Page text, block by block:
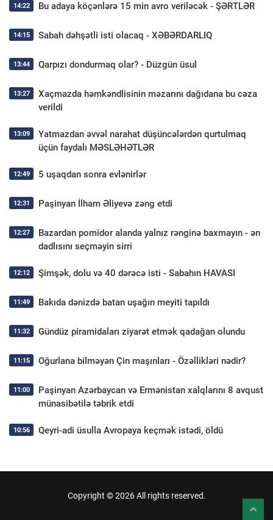
14:22 Bu adaya köçənlərə 15 min avro veriləcək - ŞƏRTLƏR
14:15 Sabah dəhşətli isti olacaq - XƏBƏRDARLIQ
13:44 Qarpızı dondurmaq olar? - Düzgün üsul
13:27
Xaçmazda həmkəndlisinin məzarını dağıdana bu cəza
verildi
13:09
Yatmazdan əvvəl narahat düşüncələrdən qurtulmaq
üçün faydalı MƏSLƏHƏTLƏR
12:49 5 uşaqdan sonra evlənirlər
12:31 Paşinyan İlham Əliyevə zəng etdi
12:27
Bazardan pomidor alanda yalnız rənginə baxmayın - ən
dadlısını seçməyin sirri
12:12 Şimşək, dolu və 40 dərəcə isti - Sabahın HAVASI
11:49 Bakıda dənizdə batan uşağın meyiti tapıldı
11:32 Gündüz piramidaları ziyarət etmək qadağan olundu
11:15 Oğurlana bilməyən Çin maşınları - Özəllikləri nədir?
11:00
Paşinyan Azərbaycan və Ermənistan xalqlarını 8 avqust
münasibətilə təbrik etdi
10:56 Qeyri-adi üsulla Avropaya keçmək istədi, öldü
Copyright © 2026 All rights reserved.